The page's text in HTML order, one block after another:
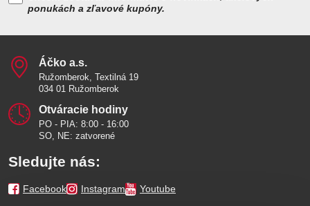
ponukách a zľavové kupóny.
Áčko a​.s​.
Ružomberok, Textilná 19
034 01 Ružomberok
Otváracie hodiny
PO - PIA: 8:00 - 16:00
SO, NE: zatvorené
Sledujte nás:
Facebook Instagram Youtube